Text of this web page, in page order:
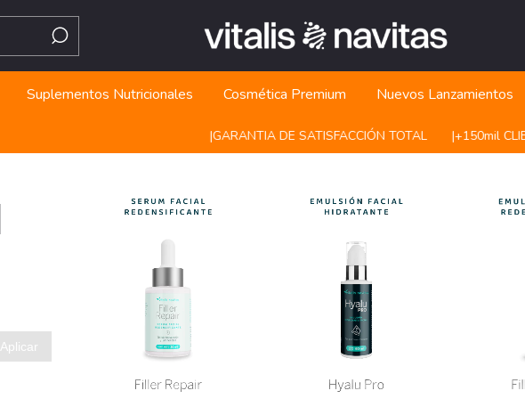
Suplementos Nutricionales Cosmética Premium Nuevos Lanzamientos
|ㅤㅤGARANTIA DE SATISFACCIÓN TOTAL |ㅤㅤ+150mil
Aplicar